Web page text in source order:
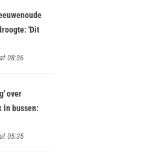
'Dit
08:36
over
in bussen:
05:35